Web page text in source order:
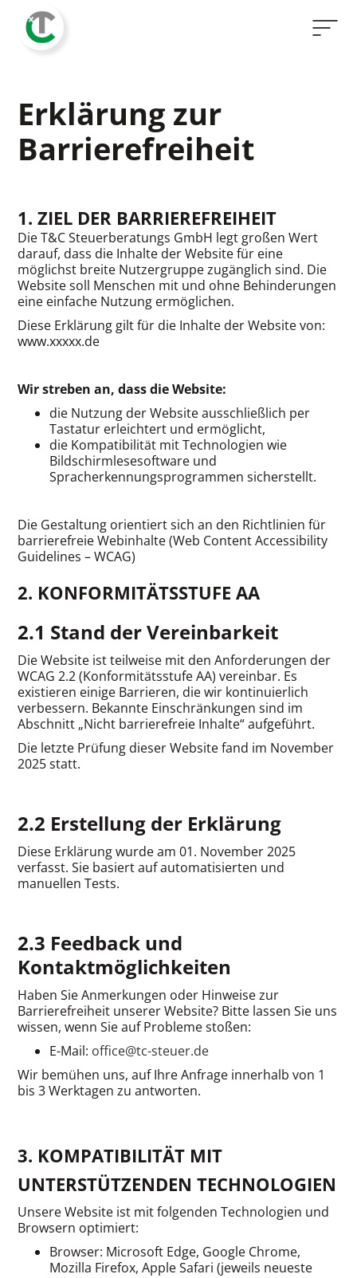
Erklärung zur
Barrierefreiheit
1. ZIEL DER BARRIEREFREIHEIT
Die T&C Steuerberatungs GmbH legt großen Wert
darauf, dass die Inhalte der Website für eine
möglichst breite Nutzergruppe zugänglich sind. Die
Website soll Menschen mit und ohne Behinderungen
eine einfache Nutzung ermöglichen.
Diese Erklärung gilt für die Inhalte der Website von:
www.xxxxx.de
Wir streben an, dass die Website:
die Nutzung der Website ausschließlich per
Tastatur erleichtert und ermöglicht,
die Kompatibilität mit Technologien wie
Bildschirmlesesoftware und
Spracherkennungsprogrammen sicherstellt.
Die Gestaltung orientiert sich an den Richtlinien für
barrierefreie Webinhalte (Web Content Accessibility
Guidelines – WCAG)
2. KONFORMITÄTSSTUFE AA
2.1 Stand der Vereinbarkeit
Die Website ist teilweise mit den Anforderungen der
WCAG 2.2 (Konformitätsstufe AA) vereinbar. Es
existieren einige Barrieren, die wir kontinuierlich
verbessern. Bekannte Einschränkungen sind im
Abschnitt „Nicht barrierefreie Inhalte“ aufgeführt.
Die letzte Prüfung dieser Website fand im November
2025 statt.
2.2 Erstellung der Erklärung
Diese Erklärung wurde am 01. November 2025
verfasst. Sie basiert auf automatisierten und
manuellen Tests.
2.3 Feedback und
Kontaktmöglichkeiten
Haben Sie Anmerkungen oder Hinweise zur
Barrierefreiheit unserer Website? Bitte lassen Sie uns
wissen, wenn Sie auf Probleme stoßen:
E-Mail: office@tc-steuer.de
Wir bemühen uns, auf Ihre Anfrage innerhalb von 1
bis 3 Werktagen zu antworten.
3. KOMPATIBILITÄT MIT
UNTERSTÜTZENDEN TECHNOLOGIEN
Unsere Website ist mit folgenden Technologien und
Browsern optimiert:
Browser: Microsoft Edge, Google Chrome,
Mozilla Firefox, Apple Safari (jeweils neueste